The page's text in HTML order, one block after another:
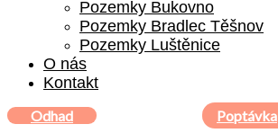
Pozemky Bukovno
Pozemky Bradlec Těšnov
Pozemky Luštěnice
O nás
Kontakt
Odhad Poptávka